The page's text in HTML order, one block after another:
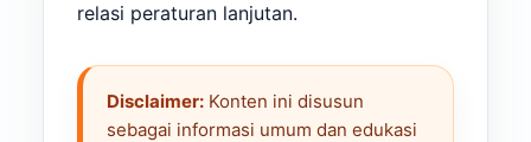
relasi peraturan lanjutan.
Disclaimer: Konten ini disusun
sebagai informasi umum dan edukasi